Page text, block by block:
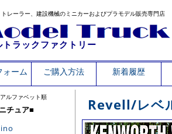
トレーラー、建設機械のミニカーおよびプラモデル販売専門店
トラックファクトリー
ォーム ご購入方法 新着履歴
ルファベット順
チュア■
Revell/レベ